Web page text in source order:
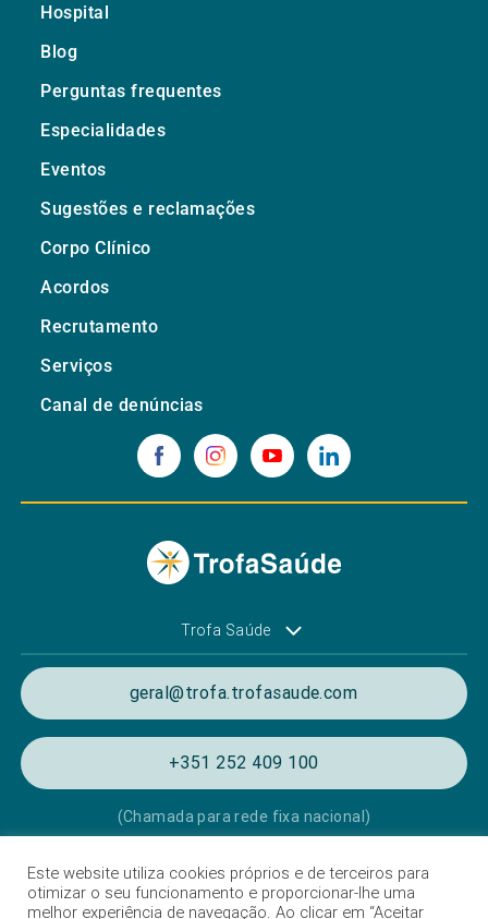
Hospital
Blog
Perguntas frequentes
Especialidades
Eventos
Sugestões e reclamações
Corpo Clínico
Acordos
Recrutamento
Serviços
Canal de denúncias
Trofa Saúde
geral@trofa.trofasaude.com
+351 252 409 100
(Chamada para rede fixa nacional)
Política de Privacidade e de Cookies
Este website utiliza cookies próprios e de terceiros para
otimizar o seu funcionamento e proporcionar-lhe uma
melhor experiência de navegação. Ao clicar em “Aceitar